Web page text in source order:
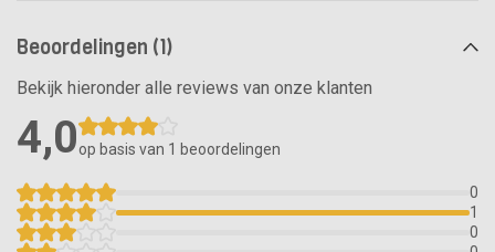
Beoordelingen (1)
Bekijk hieronder alle reviews van onze klanten
4,0op basis van 1 beoordelingen
0
1
0